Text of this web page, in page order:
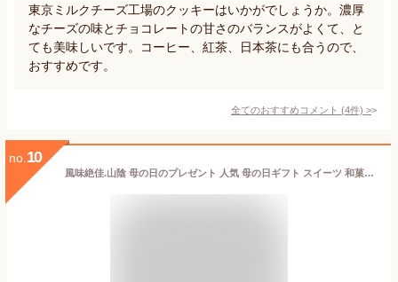
東京ミルクチーズ工場のクッキーはいかがでしょうか。濃厚
なチーズの味とチョコレートの甘さのバランスがよくて、と
ても美味しいです。コーヒー、紅茶、日本茶にも合うので、
おすすめです。
全てのおすすめコメント (4件) >
no. 10
風味絶佳.山陰 母の日のプレゼント 人気 母の日ギフト スイーツ 和菓子 四季の十二撰 ひとくち上生菓子詰合せ（風呂敷包み） 春季限定 お菓子 高級 食べ物 50代 60代 70代 80代